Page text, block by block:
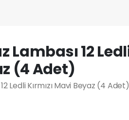
12 Ledli
(4 Adet)
Ledli Kırmızı Mavi Beyaz (4